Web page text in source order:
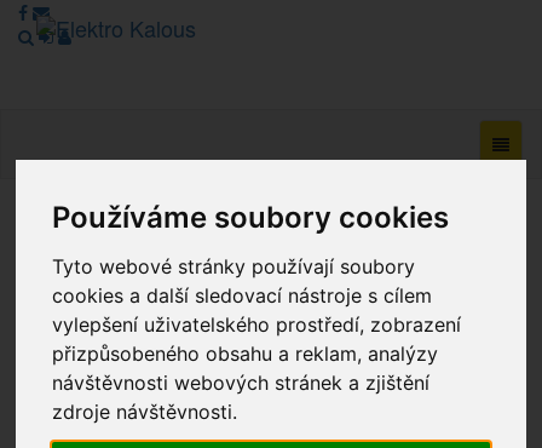
Používáme soubory cookies
Tyto webové stránky používají soubory
cookies a další sledovací nástroje s cílem
vylepšení uživatelského prostředí, zobrazení
přizpůsobeného obsahu a reklam, analýzy
návštěvnosti webových stránek a zjištění
zdroje návštěvnosti.
Vážení zákazníci, v tuto chvíli je Náš internetový obchod v
režimu Katalogu. Objednávky on-line nyní nelze vyřídit.
Děkujeme za pochopení.
Výprodej
Novinky